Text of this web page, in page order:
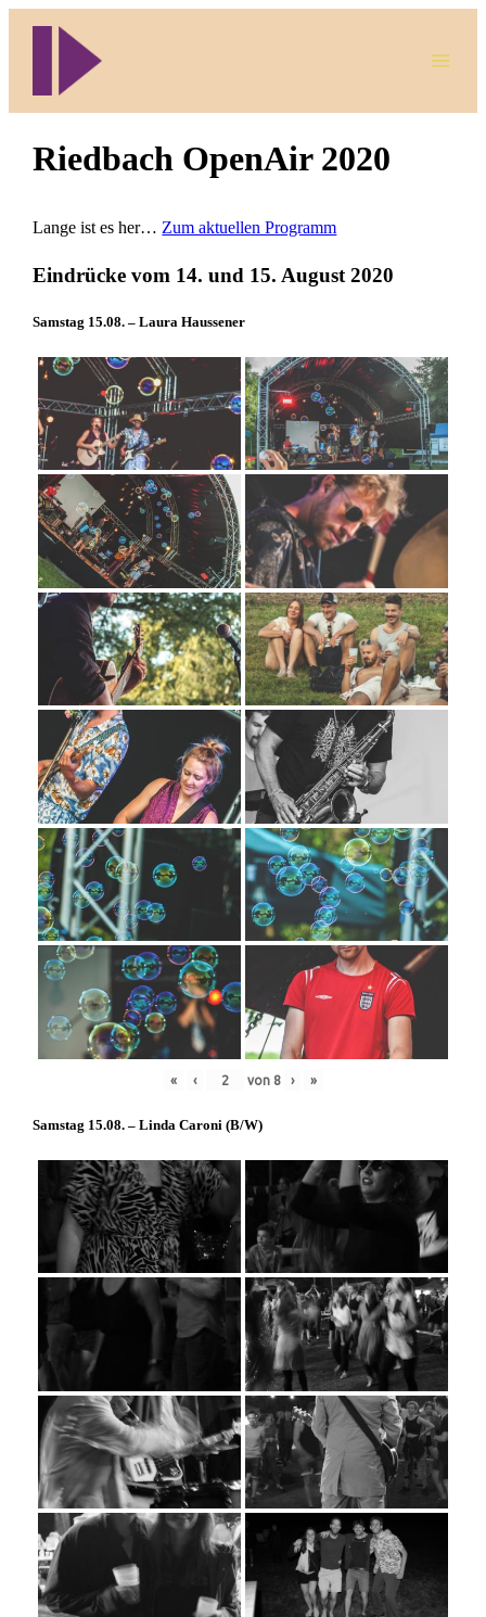
Riedbach OpenAir 2020
Lange ist es her… Zum aktuellen Programm
Eindrücke vom 14. und 15. August 2020
Samstag 15.08. – Laura Haussener
« ‹ von 8 › »
Samstag 15.08. – Linda Caroni (B/W)